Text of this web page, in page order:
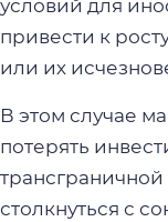
условий для
привести к
или их
В этом случае
потерять
столкнуться с